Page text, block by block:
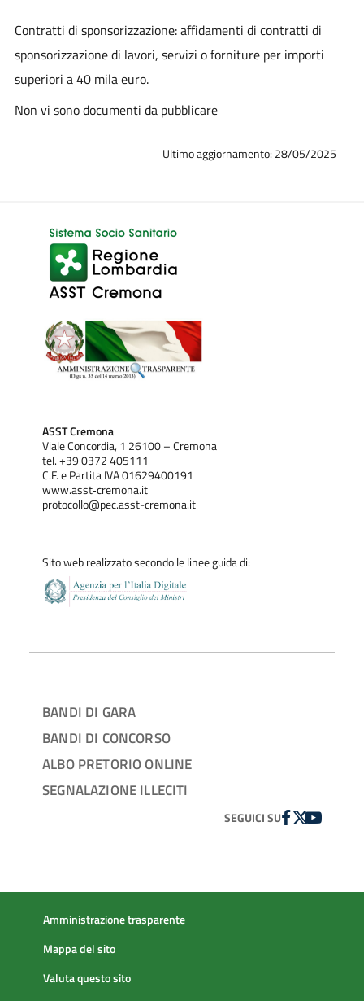
Contratti di sponsorizzazione: affidamenti di contratti di
sponsorizzazione di lavori, servizi o forniture per importi
superiori a 40 mila euro.
Non vi sono documenti da pubblicare
Ultimo aggiornamento: 28/05/2025
ASST Cremona
Viale Concordia, 1 26100 – Cremona
tel. +39 0372 405111
C.F. e Partita IVA 01629400191
www.asst‐cremona.it
protocollo@pec.asst-cremona.it
Sito web realizzato secondo le linee guida di:
BANDI DI GARA
BANDI DI CONCORSO
ALBO PRETORIO ONLINE
SEGNALAZIONE ILLECITI
SEGUICI SUFACEBOOK
TWITTER
YOUTUBE
Amministrazione trasparente
Mappa del sito
Valuta questo sito